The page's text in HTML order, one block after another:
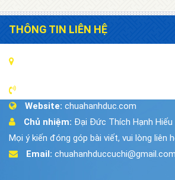
THÔNG TIN LIÊN HỆ
Website: chuahanhduc.com
Chủ nhiệm: Đại Đức Thích Hạnh Hiếu
Mọi ý kiến đóng góp bài viết, vui lòng liên
Email: chuahanhduccuchi@gmail.com